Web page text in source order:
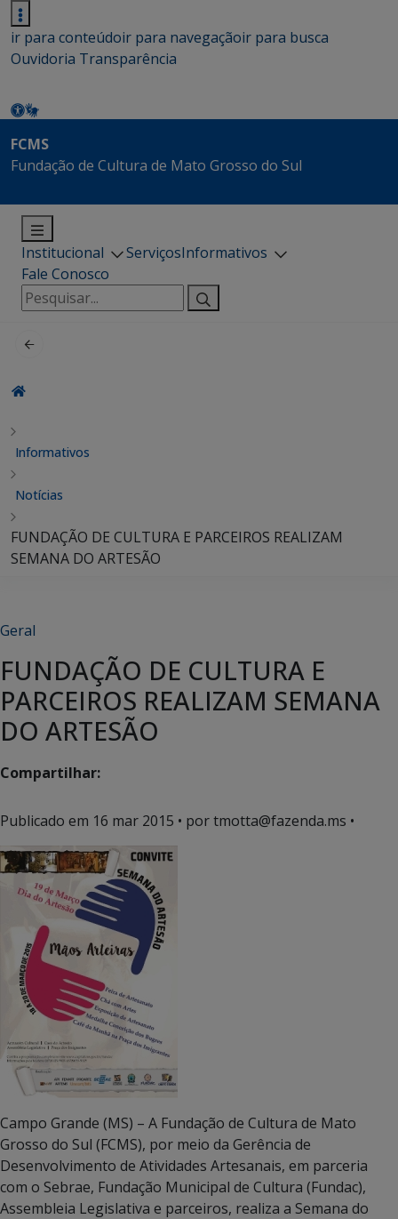
ir para conteúdoir para navegaçãoir para busca
Ouvidoria Transparência
FCMS
Fundação de Cultura de Mato Grosso do Sul
Institucional ServiçosInformativos
Fale Conosco
Pesquisar
por:
Informativos
Notícias
FUNDAÇÃO DE CULTURA E PARCEIROS REALIZAM
SEMANA DO ARTESÃO
Geral
FUNDAÇÃO DE CULTURA E
PARCEIROS REALIZAM SEMANA
DO ARTESÃO
Compartilhar:
Publicado em 16 mar 2015 • por tmotta@fazenda.ms •
Campo Grande (MS) – A Fundação de Cultura de Mato
Grosso do Sul (FCMS), por meio da Gerência de
Desenvolvimento de Atividades Artesanais, em parceria
com o Sebrae, Fundação Municipal de Cultura (Fundac),
Assembleia Legislativa e parceiros, realiza a Semana do